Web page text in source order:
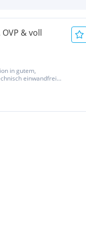
& voll
in gutem,
einwandfrei
und laden.
(siehe Fotos),